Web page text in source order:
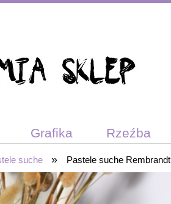
Grafika Rzeźba
Bon podarunkowy
suche » Pastele suche Rembrandt